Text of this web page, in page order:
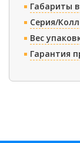
Габариты
Серия/
Вес
Гарантия